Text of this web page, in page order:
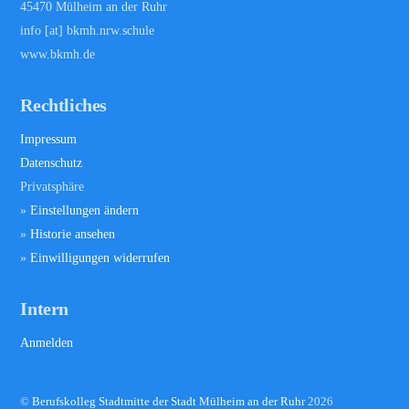
45470 Mülheim an der Ruhr
info [at] bkmh.nrw.schule
www.bkmh.de
Rechtliches
Impressum
Datenschutz
Privatsphäre
»Einstellungen ändern
»Historie ansehen
»Einwilligungen widerrufen
Intern
Anmelden
©Berufskolleg Stadtmitte der Stadt Mülheim an der Ruhr2026